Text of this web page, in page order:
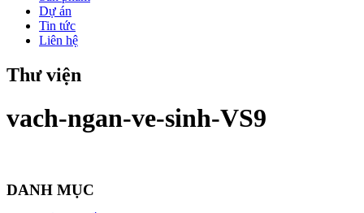
Dự án
Tin tức
Liên hệ
Thư viện
vach-ngan-ve-sinh-VS9
DANH MỤC